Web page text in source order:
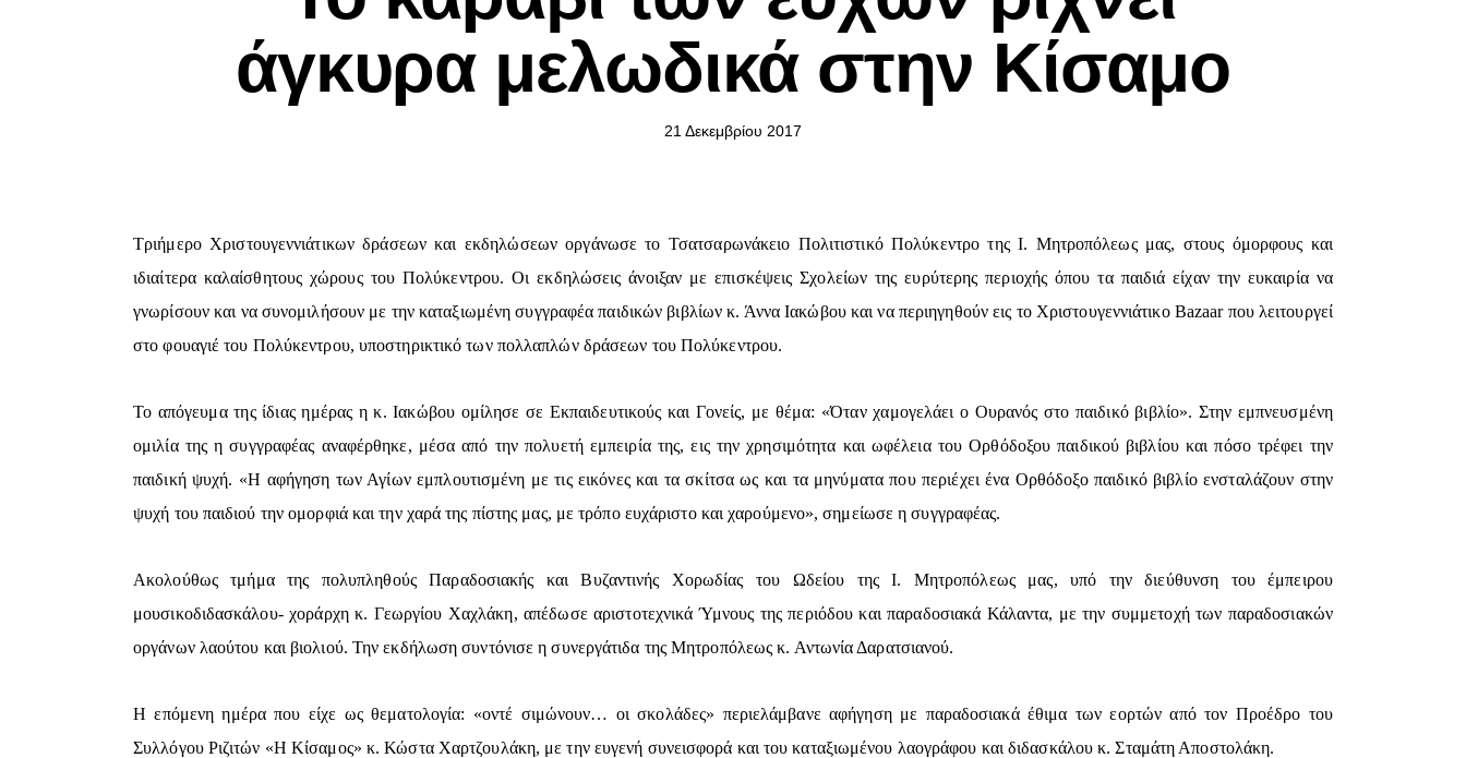
άγκυρα μελωδικά στην Κίσαμο
21 Δεκεμβρίου 2017
Τριήμερο Χριστουγεννιάτικων δράσεων και εκδηλώσεων οργάνωσε το Τσατσαρωνάκειο Πολιτιστικό Πολύκεντρο της Ι. Μητροπόλεως μας, στους όμορφους και
ιδιαίτερα καλαίσθητους χώρους του Πολύκεντρου. Οι εκδηλώσεις άνοιξαν με επισκέψεις Σχολείων της ευρύτερης περιοχής όπου τα παιδιά είχαν την ευκαιρία να
γνωρίσουν και να συνομιλήσουν με την καταξιωμένη συγγραφέα παιδικών βιβλίων κ. Άννα Ιακώβου και να περιηγηθούν εις το Χριστουγεννιάτικο Bazaar που λειτουργεί
στο φουαγιέ του Πολύκεντρου, υποστηρικτικό των πολλαπλών δράσεων του Πολύκεντρου.
Το απόγευμα της ίδιας ημέρας η κ. Ιακώβου ομίλησε σε Εκπαιδευτικούς και Γονείς, με θέμα: «Όταν χαμογελάει ο Ουρανός στο παιδικό βιβλίο». Στην εμπνευσμένη
ομιλία της η συγγραφέας αναφέρθηκε, μέσα από την πολυετή εμπειρία της, εις την χρησιμότητα και ωφέλεια του Ορθόδοξου παιδικού βιβλίου και πόσο τρέφει την
παιδική ψυχή. «Η αφήγηση των Αγίων εμπλουτισμένη με τις εικόνες και τα σκίτσα ως και τα μηνύματα που περιέχει ένα Ορθόδοξο παιδικό βιβλίο ενσταλάζουν στην
ψυχή του παιδιού την ομορφιά και την χαρά της πίστης μας, με τρόπο ευχάριστο και χαρούμενο», σημείωσε η συγγραφέας.
Ακολούθως τμήμα της πολυπληθούς Παραδοσιακής και Βυζαντινής Χορωδίας του Ωδείου της Ι. Μητροπόλεως μας, υπό την διεύθυνση του έμπειρου
μουσικοδιδασκάλου- χοράρχη κ. Γεωργίου Χαχλάκη, απέδωσε αριστοτεχνικά Ύμνους της περιόδου και παραδοσιακά Κάλαντα, με την συμμετοχή των παραδοσιακών
οργάνων λαούτου και βιολιού. Την εκδήλωση συντόνισε η συνεργάτιδα της Μητροπόλεως κ. Αντωνία Δαρατσιανού.
Η επόμενη ημέρα που είχε ως θεματολογία: «οντέ σιμώνουν… οι σκολάδες» περιελάμβανε αφήγηση με παραδοσιακά έθιμα των εορτών από τον Προέδρο του
Συλλόγου Ριζιτών «Η Κίσαμος» κ. Κώστα Χαρτζουλάκη, με την ευγενή συνεισφορά και του καταξιωμένου λαογράφου και διδασκάλου κ. Σταμάτη Αποστολάκη.